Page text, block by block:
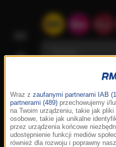
Wraz z zaufanymi partnerami IAB
partnerami (489) przechowujemy i/
na Twoim urządzeniu, takie jak
osobowe, takie jak unikalne
przez urządzenia końcowe
udostępnienie funkcji mediów
również dla rozwoju i poprawny